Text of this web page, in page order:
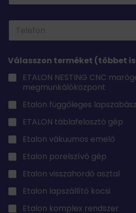
a
í
*
T
l
f
o
n
Válasszon terméket (többet
ETALON NESTING CNC
megmunkálóközpont
Etalon függőleges
ETALON táblafelosztó gép
Etalon vákuumos emelő
Etalon porelszívó gép
Etalon visszahordó asztal
Etalon lapszállító kocsi
Etalon komplex rendszer